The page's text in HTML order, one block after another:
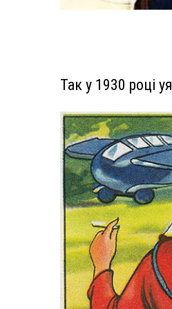
Так у 1930 році